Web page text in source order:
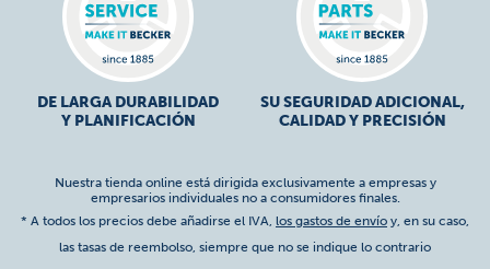
DE LARGA DURABILIDAD
Y PLANIFICACIÓN
SU SEGURIDAD ADICIONAL,
CALIDAD Y PRECISIÓN
Nuestra tienda online está dirigida exclusivamente a empresas y
empresarios individuales no a consumidores finales.
* A todos los precios debe añadirse el IVA, los gastos de envío y, en su caso,
las tasas de reembolso, siempre que no se indique lo contrario